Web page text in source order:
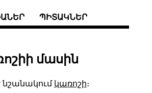
ՊԻՏԱԿՆԵՐ
մասին
նշանակում կառոշի։